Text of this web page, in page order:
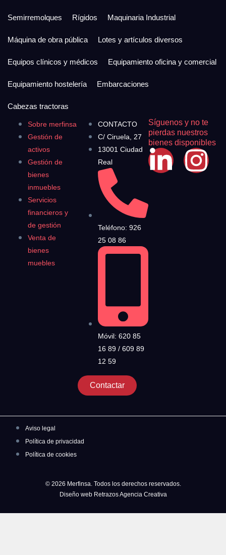
Sobre merfinsa
Gestión de
activos
Gestión de
bienes
inmuebles
Servicios
financieros y
de gestión
Venta de
bienes
muebles
CONTACTO
C/ Ciruela, 27
13001 Ciudad
Real
Teléfono: 926
25 08 86
Móvil: 620 85
16 89 / 609 89
12 59
Contactar
Síguenos y no te
pierdas nuestros
bienes disponibles
Semirremolques Rígidos Maquinaria Industrial
Máquina de obra pública Lotes y artículos diversos
Equipos clínicos y médicos Equipamiento oficina y comercial
Equipamiento hostelería Embarcaciones
Cabezas tractoras
Aviso legal
Política de privacidad
Política de cookies
© 2026 Merfinsa. Todos los derechos reservados.
Diseño web Retrazos Agencia Creativa